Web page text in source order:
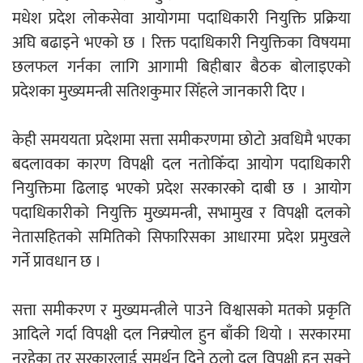
एम्बुलेन्सको उपहार भारत र नेपालबीचको निकै
बलियो र जीवन्त विकास साझेदारीको एक
हिस्सा : नियोग उपप्रमुख श्रीवास्तव
प्रेस काउन्सिल सदस्य नियुक्तिमा विभेद भयो :
जनमत पत्रकार संघ
सहुलियत ऋण लिने बाटो
मधेश प्रदेश लोकसेवा आयोगमा पदाधिकारी नियुक्ति प्रक्रिया
अघि बढाइने भएको छ । रिक्त पदाधिकारी नियुक्तिका विषयमा
छलफल गर्नका लागि आगामी बिहीबार बैठक बोलाइएको
प्रदेशका मुख्यमन्त्री सतिशकुमार सिँहले जानकारी दिए ।
केही समययता प्रदेशमा सत्ता समीकरणमा छोटो अवधिमै भएका
बदलावका कारण विपक्षी दल नतोकिँदा आयोग पदाधिकारी
नियुक्तिमा ढिलाइ भएको प्रदेश सरकारको दाबी छ । आयोग
पदाधिकारीको नियुक्ति मुख्यमन्त्री, सभामुख र विपक्षी दलको
नेतासहितको समितिको सिफारिसका आधारमा प्रदेश प्रमुखले
गर्ने प्रावधान छ ।
सत्ता समीकरण र मुख्यमन्त्रीले पाउने विश्वासको मतको प्रकृति
आदिले गर्दा विपक्षी दल निक्र्योल हुन बाँकी थियो । सरकारमा